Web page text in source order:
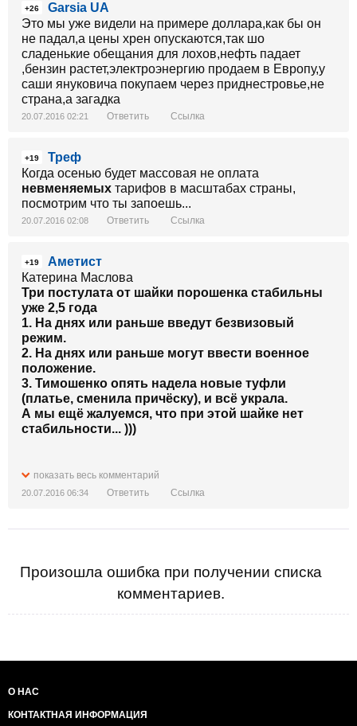
+26
Garsia UA
Это мы уже видели на примере доллара,как бы он
не падал,а цены хрен опускаются,так шо
сладенькие обещания для лохов,нефть падает
,бензин растет,электроэнергию продаем в Европу,у
саши януковича покупаем через приднестровье,не
страна,а загадка
20.07.2016 02:21 Ответить Ссылка
+19
Треф
Когда осенью будет массовая не оплата
невменяемых тарифов в масштабах страны,
посмотрим что ты запоешь...
20.07.2016 02:08 Ответить Ссылка
+19
Аметист
Катерина Маслова
Три постулата от шайки порошенка стабильны
уже 2,5 года
1. На днях или раньше введут безвизовый
режим.
2. На днях или раньше могут ввести военное
положение.
3. Тимошенко опять надела новые туфли
(платье, сменила причёску), и всё украла.
А мы ещё жалуемся, что при этой шайке нет
стабильности... )))
Люди предлагают добавить еще один постулат:
показать весь комментарий
20.07.2016 06:34 Ответить Ссылка
Произошла ошибка при получении списка
комментариев.
О НАС
КОНТАКТНАЯ ИНФОРМАЦИЯ